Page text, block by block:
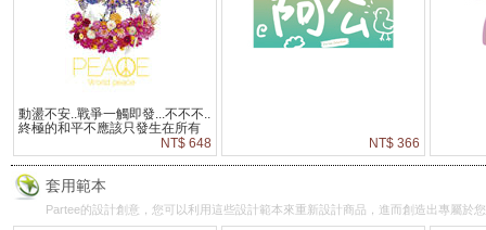
動盪不安..戰爭一觸即發...不不不..
終極的和平不應該只發生在所有
的人死了之後..就在這個當下就能
達到和平。
NT$ 648 NT$ 366
套用範本
Partee的設計創意，您可以利用這些設計範本來重新設計商品，進而創造出專屬於